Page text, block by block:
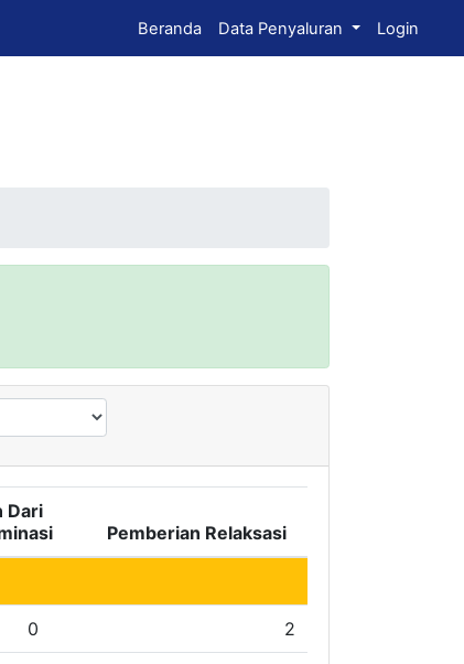
Beranda Data Penyaluran Login
Dari
Pemberian Relaksasi
0 2